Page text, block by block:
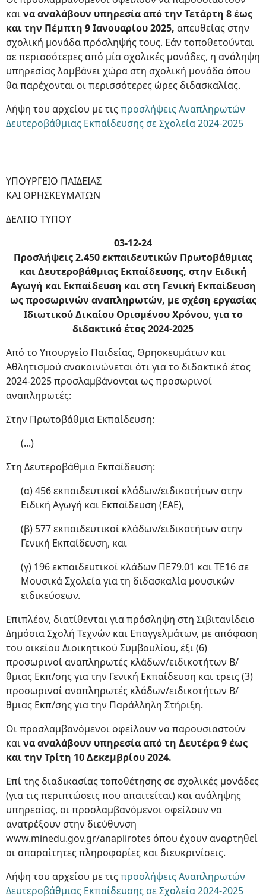
καινα αναλάβουν υπηρεσία από την Τετάρτη 8 έως
και την Πέμπτη 9 Ιανουαρίου 2025, απευθείας στην
σχολική μονάδα πρόσληψής τους. Εάν τοποθετούνται
σε περισσότερες από μία σχολικές μονάδες, η ανάληψη
υπηρεσίας λαμβάνει χώρα στη σχολική μονάδα όπου
θα παρέχονται οι περισσότερες ώρες διδασκαλίας.
Λήψη του αρχείου με τιςπροσλήψεις Αναπληρωτών
Δευτεροβάθμιας Εκπαίδευσης σε Σχολεία 2024-2025
ΥΠΟΥΡΓΕΙΟ ΠΑΙΔΕΙΑΣ
ΚΑΙ ΘΡΗΣΚΕΥΜΑΤΩΝ
ΔΕΛΤΙΟ ΤΥΠΟΥ
03-12-24
Προσλήψεις 2.450 εκπαιδευτικών Πρωτοβάθμιας
και Δευτεροβάθμιας Εκπαίδευσης, στην Ειδική
Αγωγή και Εκπαίδευση και στη Γενική Εκπαίδευση
ως προσωρινών αναπληρωτών, με σχέση εργασίας
Ιδιωτικού Δικαίου Ορισμένου Χρόνου, για το
διδακτικό έτος 2024-2025
Από το Υπουργείο Παιδείας, Θρησκευμάτων και
Αθλητισμού ανακοινώνεται ότι για το διδακτικό έτος
2024-2025 προσλαμβάνονται ως προσωρινοί
αναπληρωτές:
Στην Πρωτοβάθμια Εκπαίδευση:
(...)
Στη Δευτεροβάθμια Εκπαίδευση:
(α) 456 εκπαιδευτικοί κλάδων/ειδικοτήτων στην
Ειδική Αγωγή και Εκπαίδευση (ΕΑΕ),
(β) 577 εκπαιδευτικοί κλάδων/ειδικοτήτων στην
Γενική Εκπαίδευση, και
(γ) 196 εκπαιδευτικοί κλάδων ΠΕ79.01 και ΤΕ16 σε
Μουσικά Σχολεία για τη διδασκαλία μουσικών
ειδικεύσεων.
Επιπλέον, διατίθενται για πρόσληψη στη Σιβιτανίδειο
Δημόσια Σχολή Τεχνών και Επαγγελμάτων, με απόφαση
του οικείου Διοικητικού Συμβουλίου, έξι (6)
προσωρινοί αναπληρωτές κλάδων/ειδικοτήτων Β/
θμιας Εκπ/σης για την Γενική Εκπαίδευση και τρεις (3)
προσωρινοί αναπληρωτές κλάδων/ειδικοτήτων Β/
θμιας Εκπ/σης για την Παράλληλη Στήριξη.
Οι προσλαμβανόμενοι οφείλουν να παρουσιαστούν
καινα αναλάβουν υπηρεσία από τη Δευτέρα 9 έως
και την Τρίτη 10 Δεκεμβρίου 2024.
Επί της διαδικασίας τοποθέτησης σε σχολικές μονάδες
(για τις περιπτώσεις που απαιτείται) και ανάληψης
υπηρεσίας, οι προσλαμβανόμενοι οφείλουν να
ανατρέξουν στην διεύθυνση
www.minedu.gov.gr/anaplirotes όπου έχουν αναρτηθεί
οι απαραίτητες πληροφορίες και διευκρινίσεις.
Λήψη του αρχείου με τιςπροσλήψεις Αναπληρωτών
Δευτεροβάθμιας Εκπαίδευσης σε Σχολεία 2024-2025